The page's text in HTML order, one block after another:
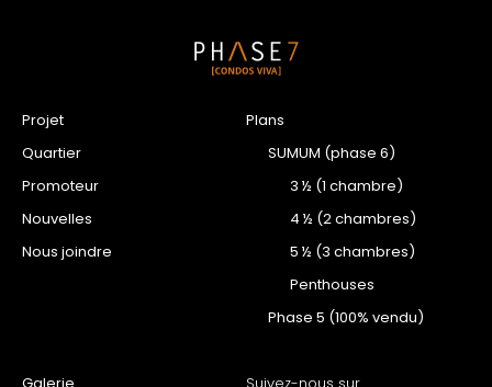
Projet
Quartier
Promoteur
Nouvelles
Nous joindre
Plans
SUMUM (phase 6)
3 ½ (1 chambre)
4 ½ (2 chambres)
5 ½ (3 chambres)
Penthouses
Phase 5 (100% vendu)